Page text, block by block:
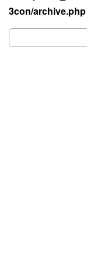
3con/archive.php